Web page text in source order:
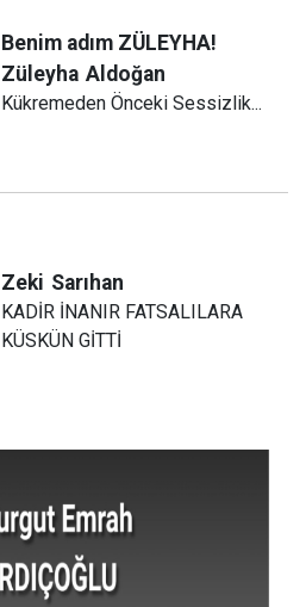
Benim adım ZÜLEYHA!
Züleyha Aldoğan
Kükremeden Önceki Sessizlik...
Zeki Sarıhan
KADİR İNANIR FATSALILARA
KÜSKÜN GİTTİ